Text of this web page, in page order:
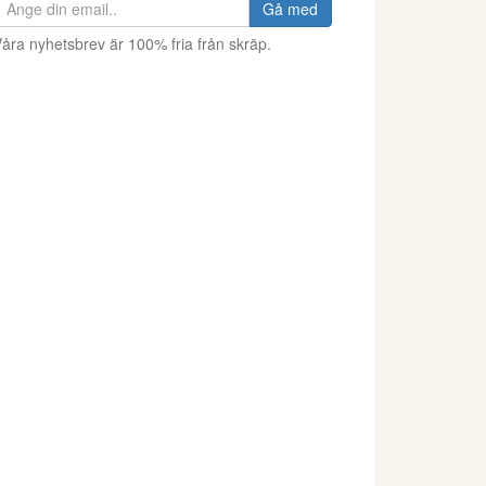
Gå med
nyhetsbrev är 100% fria från skräp.